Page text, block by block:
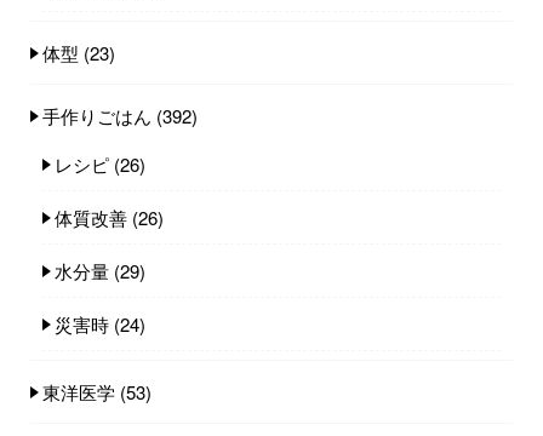
体型 (23)
手作りごはん (392)
レシピ (26)
体質改善 (26)
水分量 (29)
災害時 (24)
東洋医学 (53)